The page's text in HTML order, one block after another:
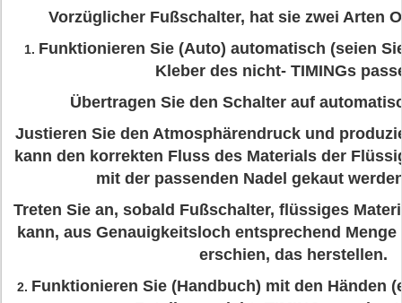
Vorzüglicher Fußschalter, hat sie zwei Arten
1. Funktionieren Sie (Auto) automatisch (seien
Kleber des nicht- TIMINGs
Übertragen Sie den Schalter auf
Justieren Sie den Atmosphärendruck und
kann den korrekten Fluss des Materials der
mit der passenden Nadel gekaut
Treten Sie an, sobald Fußschalter, flüssiges
kann, aus Genauigkeitsloch entsprechend
erschien, das herstellen.
2. Funktionieren Sie (Handbuch) mit den Händen